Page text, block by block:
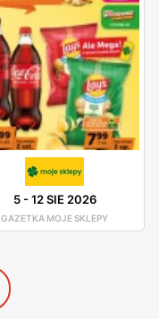
5-12 SIE 2026
GAZETKA MOJE SKLEPY